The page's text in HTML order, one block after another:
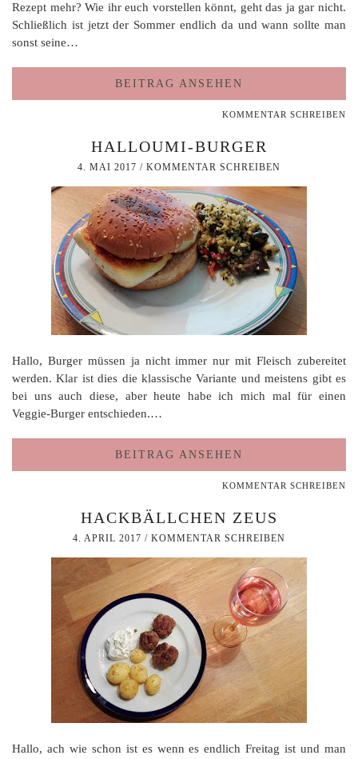
Rezept mehr? Wie ihr euch vorstellen könnt, geht das ja gar nicht.
Schließlich ist jetzt der Sommer endlich da und wann sollte man
sonst seine…
BEITRAG ANSEHEN
KOMMENTAR SCHREIBEN
HALLOUMI-BURGER
4. MAI 2017 / KOMMENTAR SCHREIBEN
Hallo, Burger müssen ja nicht immer nur mit Fleisch zubereitet
werden. Klar ist dies die klassische Variante und meistens gibt es
bei uns auch diese, aber heute habe ich mich mal für einen
Veggie-Burger entschieden.…
BEITRAG ANSEHEN
KOMMENTAR SCHREIBEN
HACKBÄLLCHEN ZEUS
4. APRIL 2017 / KOMMENTAR SCHREIBEN
Hallo, ach wie schon ist es wenn es endlich Freitag ist und man